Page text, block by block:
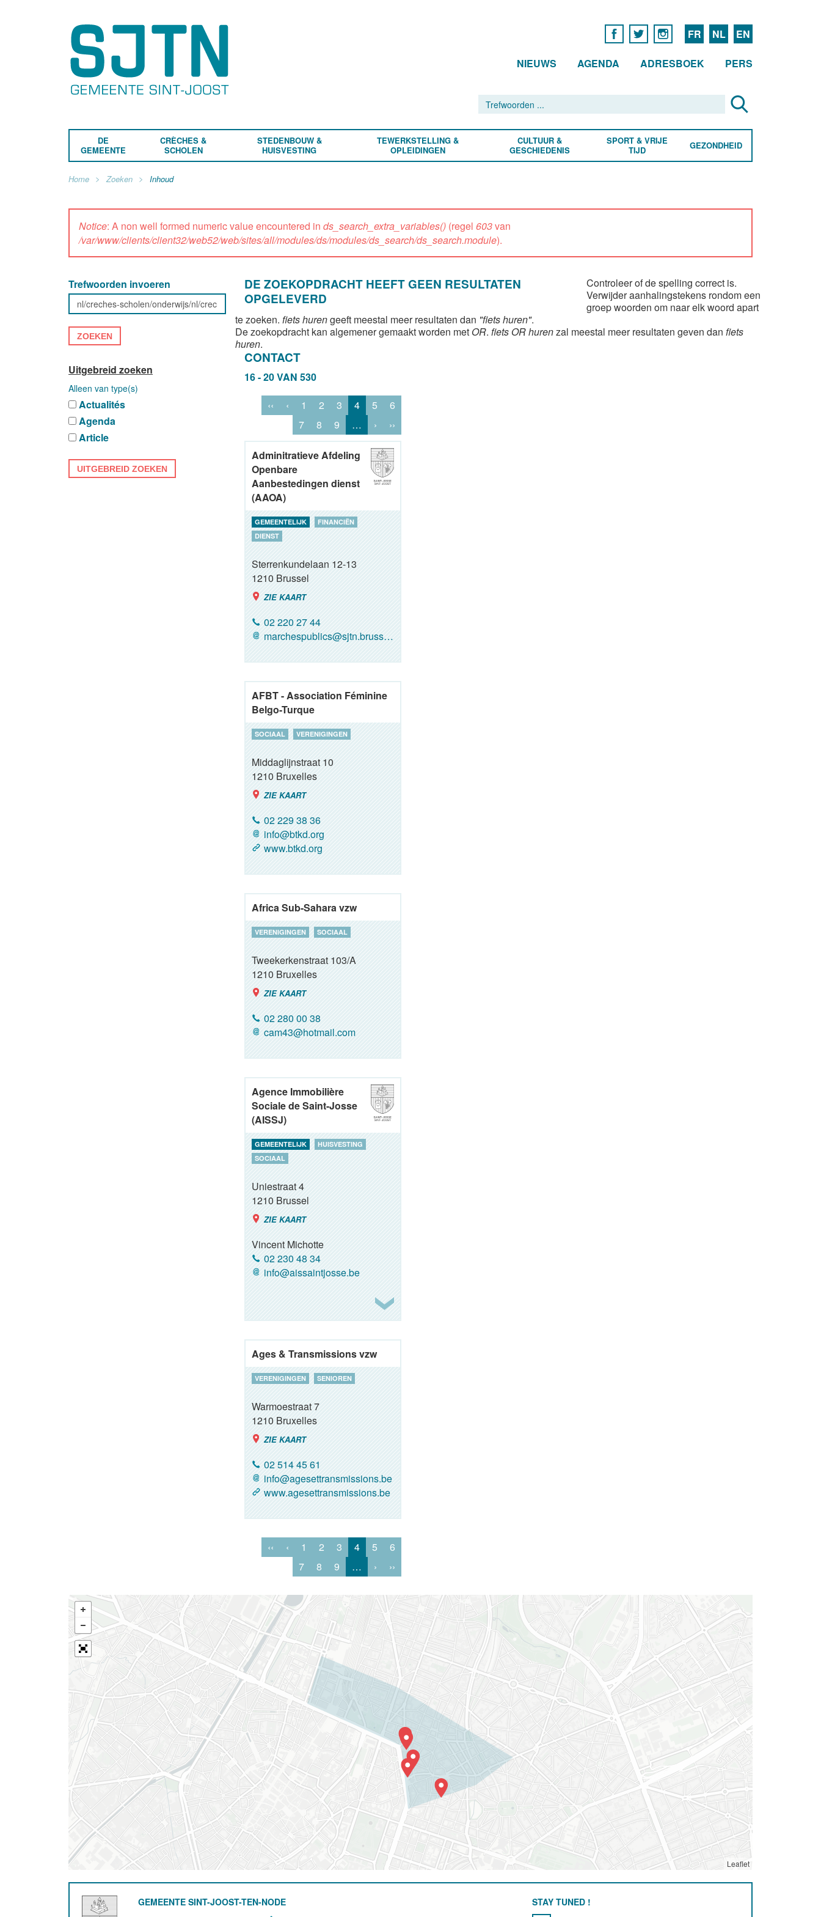
FR NL EN
NIEUWS AGENDA ADRESBOEK PERS
DE
GEMEENTE
CRÈCHES &
SCHOLEN
STEDENBOUW &
HUISVESTING
TEWERKSTELLING &
OPLEIDINGEN
CULTUUR &
GESCHIEDENIS
SPORT & VRIJE
TIJD
GEZONDHEID
Home Zoeken Inhoud
Notice: A non well formed numeric value encountered in ds_search_extra_variables() (regel 603van
/var/www/clients/client32/web52/web/sites/all/modules/ds/modules/ds_search/ds_search.module).
Trefwoorden invoeren
ZOEKEN
Uitgebreid zoeken
Alleen van type(s)
Actualités
Agenda
Article
UITGEBREID ZOEKEN
DE ZOEKOPDRACHT HEEFT GEEN RESULTATEN
OPGELEVERD
Controleer of de spelling correct is.
Verwijder aanhalingstekens rondom een
groep woorden om naar elk woord apart
te zoeken. fiets hurengeeft meestal meer resultaten dan "fiets huren".
De zoekopdracht kan algemener gemaakt worden met OR. fiets OR hurenzal meestal meer resultaten geven dan fiets
huren.
CONTACT
16 - 20 VAN 530
‹‹
‹ 1 2 3 4 5
6
7
8 9 … › ››
Adminitratieve Afdeling
Openbare
Aanbestedingen dienst
(AAOA)
GEMEENTELIJK
FINANCIËN
DIENST
Sterrenkundelaan 12-13
1210Brussel
ZIE KAART
02 220 27 44
marchespublics@sjtn.brussels
AFBT - Association Féminine
Belgo-Turque
SOCIAAL VERENIGINGEN
Middaglijnstraat 10
1210Bruxelles
ZIE KAART
02 229 38 36
info@btkd.org
www.btkd.org
Africa Sub-Sahara vzw
VERENIGINGEN SOCIAAL
Tweekerkenstraat 103/A
1210Bruxelles
ZIE KAART
02 280 00 38
cam43@hotmail.com
Agence Immobilière
Sociale de Saint-Josse
(AISSJ)
GEMEENTELIJK
HUISVESTING
SOCIAAL
Uniestraat 4
1210Brussel
ZIE KAART
Vincent Michotte
02 230 48 34
info@aissaintjosse.be
Ages & Transmissions vzw
VERENIGINGEN SENIOREN
Warmoestraat 7
1210Bruxelles
ZIE KAART
02 514 45 61
info@agesettransmissions.be
www.agesettransmissions.be
‹‹ ‹ 1 2 3 4 5
6
7
8 9 … › ››
Leaflet
GEMEENTE SINT-JOOST-TEN-NODE
STAY TUNED !